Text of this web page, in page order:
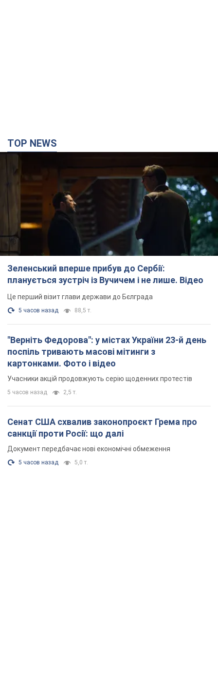
TOP NEWS
Зеленський вперше прибув до Сербії:
планується зустріч із Вучичем і не лише. Відео
Це перший візит глави держави до Бєлграда
5 часов назад 88,5 т.
"Верніть Федорова": у містах України 23-й день
поспіль тривають масові мітинги з
картонками. Фото і відео
Учасники акцій продовжують серію щоденних протестів
5 часов назад 2,5 т.
Сенат США схвалив законопроєкт Грема про
санкції проти Росії: що далі
Документ передбачає нові економічні обмеження
5 часов назад 5,0 т.